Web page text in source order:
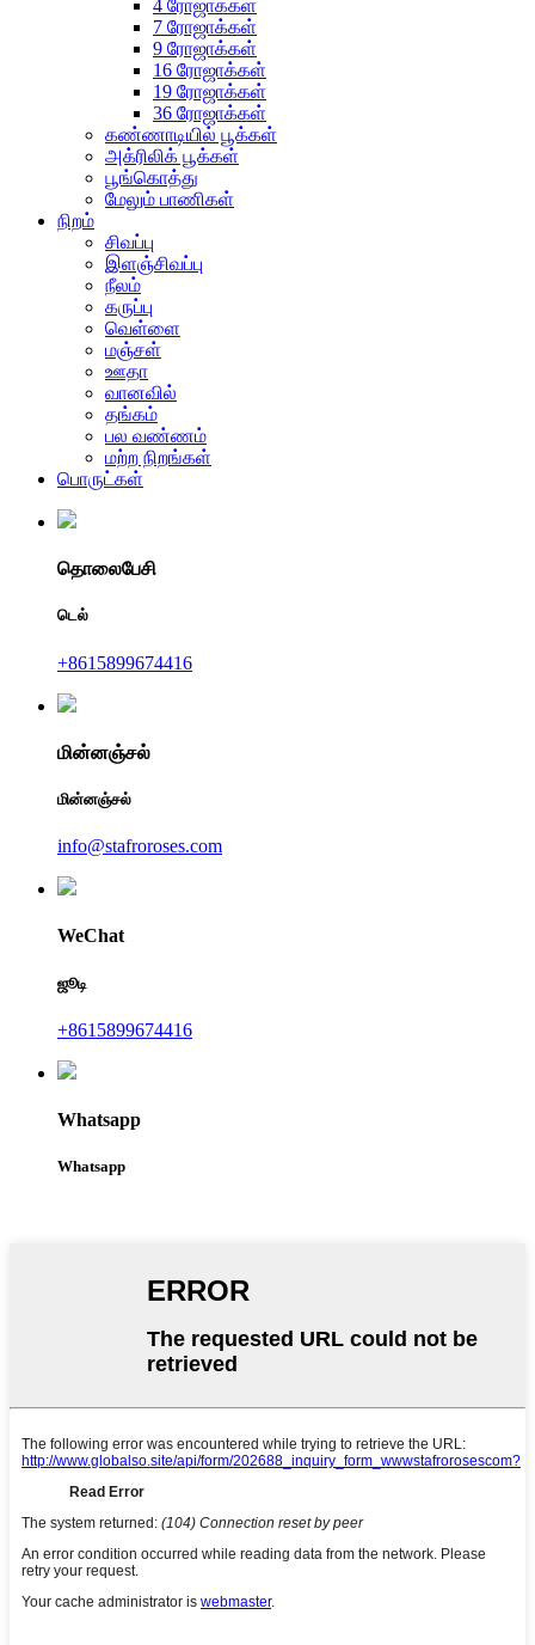
4 ரோஜாக்கள்
7 ரோஜாக்கள்
9 ரோஜாக்கள்
16 ரோஜாக்கள்
19 ரோஜாக்கள்
36 ரோஜாக்கள்
கண்ணாடியில் பூக்கள்
அக்ரிலிக் பூக்கள்
பூங்கொத்து
மேலும் பாணிகள்
நிறம்
சிவப்பு
இளஞ்சிவப்பு
நீலம்
கருப்பு
வெள்ளை
மஞ்சள்
ஊதா
வானவில்
தங்கம்
பல வண்ணம்
மற்ற நிறங்கள்
பொருட்கள்
தொலைபேசி
டெல்
+8615899674416
மின்னஞ்சல்
மின்னஞ்சல்
info@stafroroses.com
WeChat
ஜூடி
+8615899674416
Whatsapp
Whatsapp